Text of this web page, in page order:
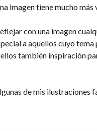
imagen tiene mucho más
con una imagen
a aquellos cuyo
también inspiración
de mis ilustraciones